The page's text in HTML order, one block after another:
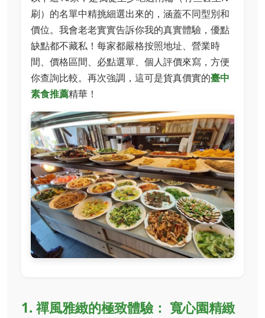
刷）的名單中精挑細選出來的，涵蓋不同型別和
價位。我會老老實實告訴你我的真實體驗，優點
缺點都不藏私！每家都嚴格按照地址、營業時
間、價格區間、必點選單、個人評價來寫，方便
你查詢比較。再次強調，這可是貨真價實的臺中
素食推薦精華！
1. 禪風雅緻的極致體驗： 寬心園精緻